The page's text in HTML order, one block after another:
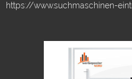
https://www.suchmaschinen-